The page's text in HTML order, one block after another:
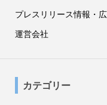
プレスリリース情報・
運営会社
カテゴリー